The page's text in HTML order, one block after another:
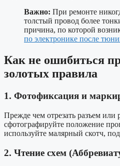
Важно: При ремонте
толстый провод более
причина, по которой
по электронике после
Как не ошибиться
золотых правила
1. Фотофиксация и
Прежде чем отрезать разъем или
сфотографируйте положение
используйте малярный скотч,
2. Чтение схем